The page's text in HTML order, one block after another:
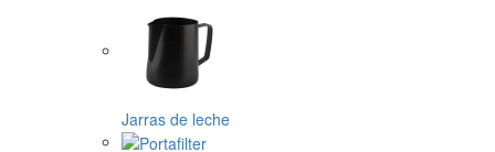
Jarras de leche